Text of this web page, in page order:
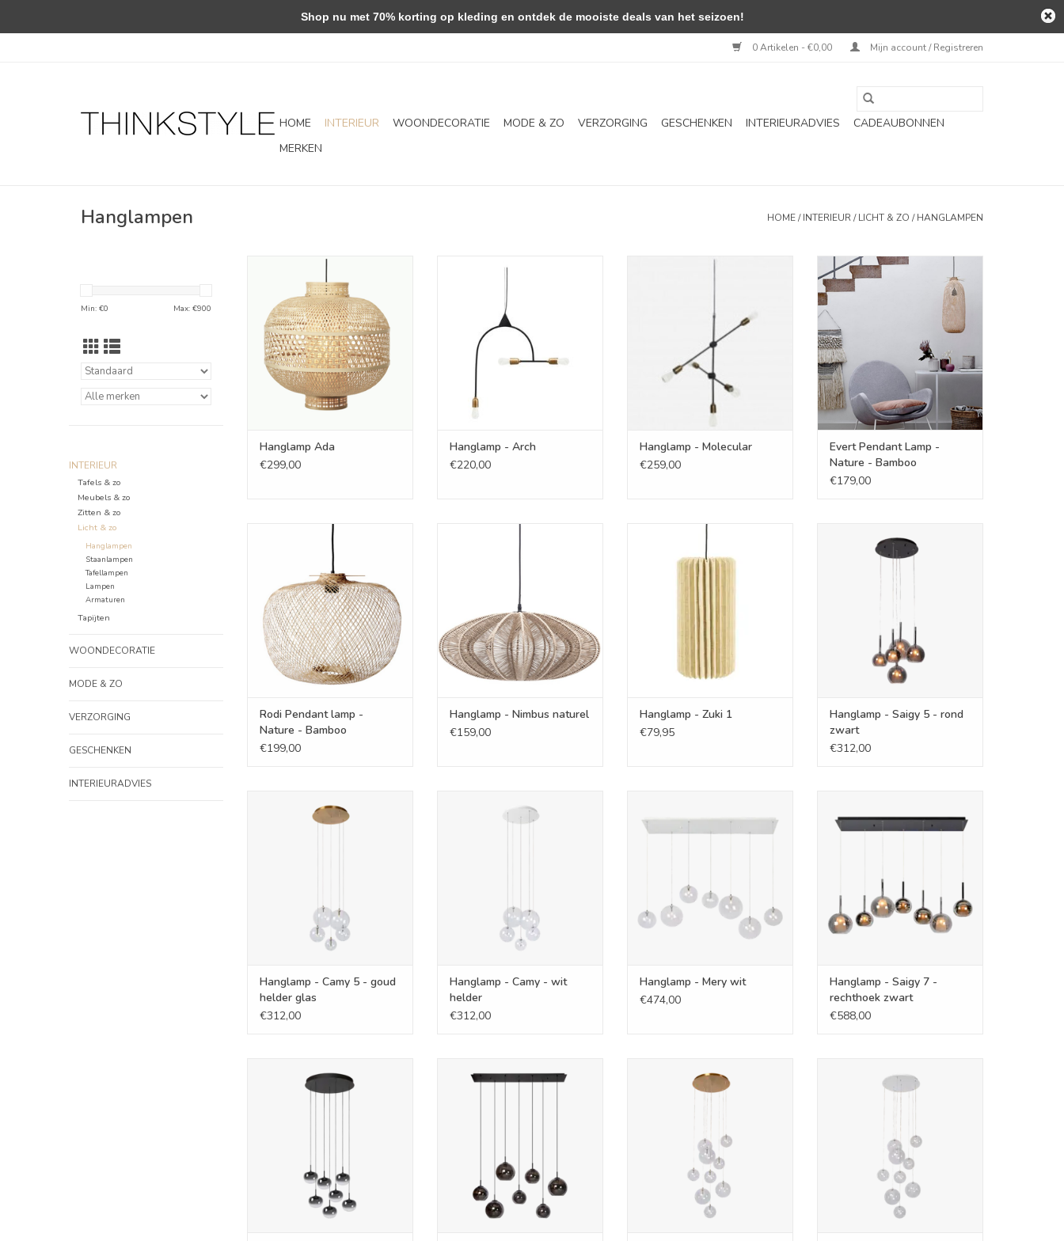
0 Artikelen - €0,00 Mijn account / Registreren
HOME INTERIEUR WOONDECORATIE MODE & ZO VERZORGING GESCHENKEN INTERIEURADVIES
CADEAUBONNEN
MERKEN
Hanglampen HOME/INTERIEUR/LICHT & ZO /HANGLAMPEN
Min: €0 Max: €900
INTERIEUR
Tafels & zo
Meubels & zo
Zitten & zo
Licht & zo
Hanglampen
Staanlampen
Tafellampen
Lampen
Armaturen
Tapijten
WOONDECORATIE
MODE & ZO
VERZORGING
GESCHENKEN
INTERIEURADVIES
Hanglamp Ada
TOEVOEGEN AAN WINKELWAGEN
Hanglamp Ada
€299,00
Hanglamp - Arch
€220,00
Hanglamp - Molecular
Hanglamp - Molecular
€259,00
Evert Pendant Lamp - Nature -
Bamboo
TOEVOEGEN AAN WINKELWAGEN
Evert Pendant Lamp -
Nature - Bamboo
€179,00
Rodi Pendant lamp - Nature -
Bamboo
TOEVOEGEN AAN WINKELWAGEN
Rodi Pendant lamp -
Nature - Bamboo
€199,00
Hanglamp - Nimbus naturel
€159,00
TOEVOEGEN AAN WINKELWAGEN
Hanglamp - Zuki 1
€79,95
TOEVOEGEN AAN WINKELWAGEN
Hanglamp - Saigy 5 - rond
zwart
€312,00
helder glas
Hanglamp - Camy 5 - goud
helder glas
€312,00
TOEVOEGEN AAN WINKELWAGEN
Hanglamp - Camy - wit
helder
€312,00
TOEVOEGEN AAN WINKELWAGEN
Hanglamp - Mery wit
€474,00
zwart
Hanglamp - Saigy 7 -
rechthoek zwart
€588,00
TOEVOEGEN AAN WINKELWAGEN
glass
helder glas
glas
Shop nu met 70% korting op kleding en ontdek de mooiste deals van het seizoen!